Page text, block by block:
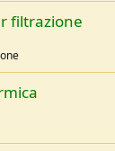
filtrazione